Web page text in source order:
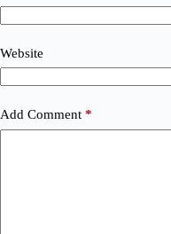
Website
Add Comment *